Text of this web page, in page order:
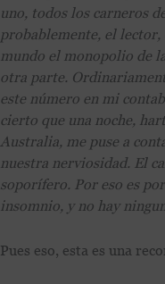
uno, todos los carneros
probablemente, el lector,
mundo el monopolio de
otra parte.
este número en mi
cierto que una noche,
Australia, me puse a
nuestra nerviosidad. El
soporífero. Por eso es
insomnio, y no hay
Pues eso, esta es una